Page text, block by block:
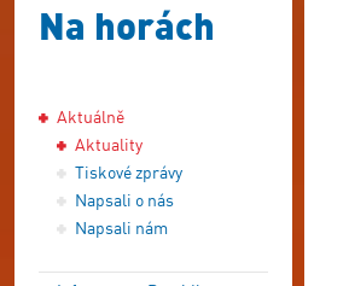
Na horách
Aktuálně
Aktuality
Tiskové zprávy
Napsali o nás
Napsali nám